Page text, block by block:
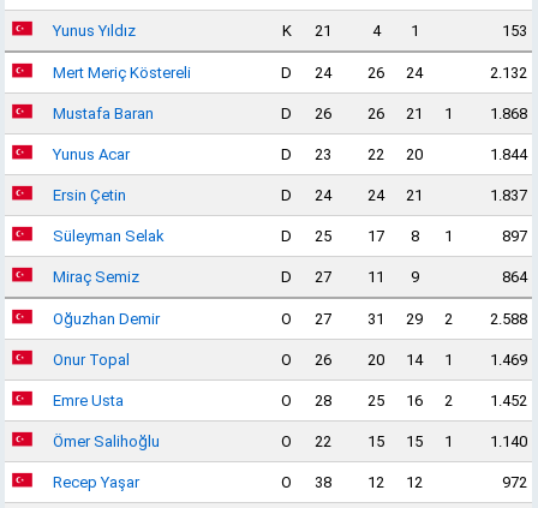
Yunus Yıldız K 21 4 1 153
Mert Meriç Köstereli D 24 26 24 2.132
Mustafa Baran D 26 26 21 1 1.868
Yunus Acar D 23 22 20 1.844
Ersin Çetin D 24 24 21 1.837
Süleyman Selak D 25 17 8 1 897
Miraç Semiz D 27 11 9 864
Oğuzhan Demir O 27 31 29 2 2.588
Onur Topal O 26 20 14 1 1.469
Emre Usta O 28 25 16 2 1.452
Ömer Salihoğlu O 22 15 15 1 1.140
Recep Yaşar O 38 12 12 972